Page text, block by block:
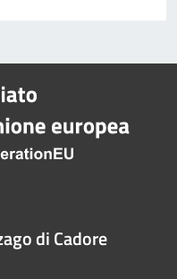
di Cadore